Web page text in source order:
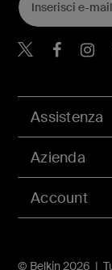
Account
Assistenza
Azienda
© Belkin 2026 |
Belkin